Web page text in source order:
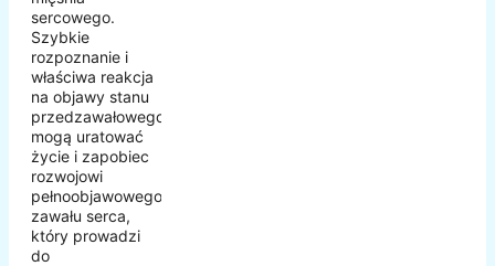
sercowego.
Szybkie
rozpoznanie i
właściwa reakcja
na objawy stanu
przedzawałowego
mogą uratować
życie i zapobiec
rozwojowi
pełnoobjawowego
zawału serca,
który prowadzi
do